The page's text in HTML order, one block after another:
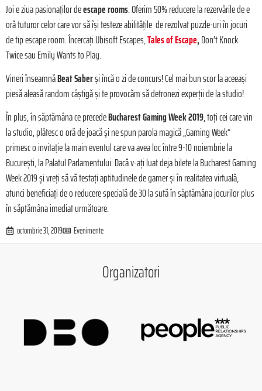
Joi e ziua pasionaţilor deescape rooms. Oferim 50% reducere la rezervările de e
oră tuturor celor care vor să îşi testeze abilităţile de rezolvat puzzle-uri în jocuri
de tip escape room. Încercaţi Ubisoft Escapes,Tales of Escape,Don’t Knock
Twice sau Emily Wants to Play.
Vineri înseamnăBeat Saberşi încă o zi de concurs! Cel mai bun scor la aceeaşi
piesă aleasă random câştigă şi te provocăm să detronezi experţii de la studio!
În plus, în săptămâna ce precedeBucharest Gaming Week 2019, toţi cei care vin
la studio, plătesc o oră de joacă şi ne spun parola magică „Gaming Week”
primesc o invitaţie la main eventul care va avea loc între 9-10 noiembrie la
Bucureşti, la Palatul Parlamentului. Dacă v-aţi luat deja bilete la Bucharest Gaming
Week 2019 şi vreţi să vă testaţi aptitudinele de gamer şi în realitatea virtuală,
atunci beneficiaţi de o reducere specială de 30 la sută în săptămâna jocurilor plus
în săptămâna imediat următoare.
octombrie 31, 2019 Evenimente
Organizatori